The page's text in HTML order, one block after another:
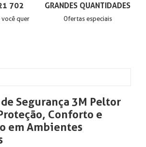
702
você quer
GRANDES QUANTIDADES
Ofertas especiais
Segurança 3M Peltor
Conforto e
em Ambientes